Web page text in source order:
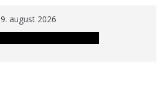
9. august 2026